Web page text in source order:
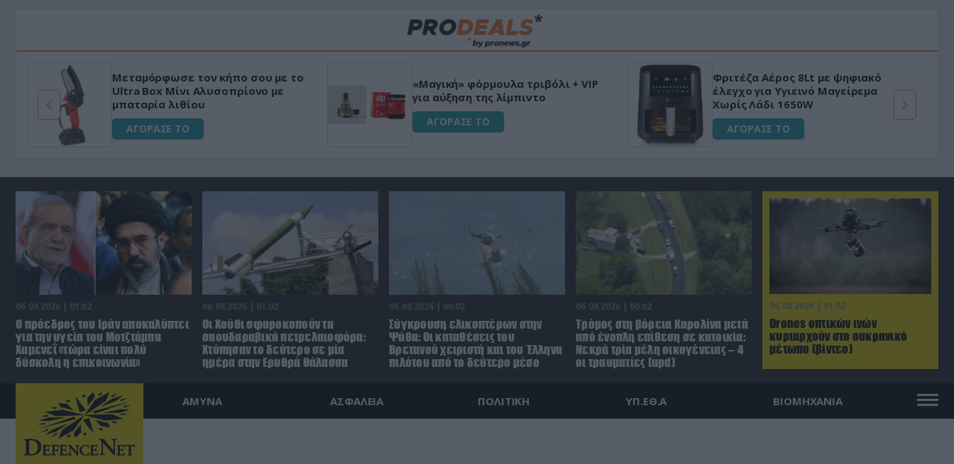
Μεταμόρφωσε τον κήπο σου με το
Ultra Box Μίνι Αλυσοπρίονο με
μπαταρία λιθίου
ΑΓΟΡΑΣΕ ΤΟ
«Μαγική» φόρμουλα τριβόλι + VIP
για αύξηση της λίμπιντο
ΑΓΟΡΑΣΕ ΤΟ
Φριτέζα Αέρος 8Lt με ψηφιακό
έλεγχο για Υγιεινό Μαγείρεμα
Χωρίς Λάδι 1650W
ΑΓΟΡΑΣΕ ΤΟ
06.08.2026 | 01:02
Drones οπτικών ινών
κυριαρχούν στο ουκρανικό
μέτωπο (βίντεο)
06.08.2026 | 01:02
Ο πρόεδρος του Ιράν αποκαλύπτει
για την υγεία του Μοτζτάμπα
Χαμενεΐ «τώρα είναι πολύ
δύσκολη η επικοινωνία»
06.08.2026 | 01:02
Οι Χούθι σφυροκοπούν τα
σαουδαραβικά πετρελαιοφόρα:
Χτύπησαν το δεύτερο σε μία
ημέρα στην Ερυθρά Θάλασσα
06.08.2026 | 00:02
Σύγκρουση ελικοπτέρων στην
Ψάθα: Οι καταθέσεις του
Βρετανού χειριστή και του Έλληνα
πιλότου από το δεύτερο μέσο
06.08.2026 | 00:02
Τρόμος στη βόρεια Καρολίνα μετά
από ένοπλη επίθεση σε κατοικία:
Νεκρά τρία μέλη οικογένειας – 4
οι τραυματίες (upd)
ΑΜΥΝΑ ΑΣΦΑΛΕΙΑ ΠΟΛΙΤΙΚΗ ΥΠ.ΕΘ.Α ΒΙΟΜΗΧΑΝΙΑ